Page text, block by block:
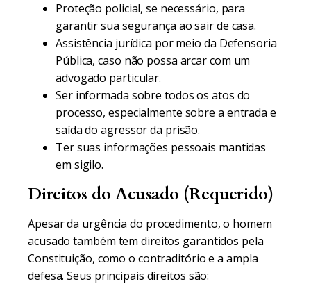
Proteção policial, se necessário, para
garantir sua segurança ao sair de casa.
Assistência jurídica por meio da Defensoria
Pública, caso não possa arcar com um
advogado particular.
Ser informada sobre todos os atos do
processo, especialmente sobre a entrada e
saída do agressor da prisão.
Ter suas informações pessoais mantidas
em sigilo.
Direitos do Acusado (Requerido)
Apesar da urgência do procedimento, o homem
acusado também tem direitos garantidos pela
Constituição, como o contraditório e a ampla
defesa. Seus principais direitos são: